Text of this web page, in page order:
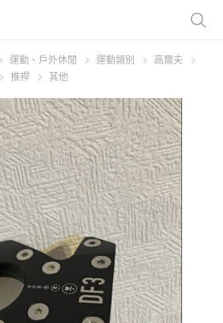
運動、戶外休閒 運動類別
高爾夫
推桿 其他